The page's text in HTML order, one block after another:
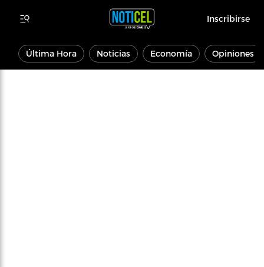
Inscribirse
Última Hora Noticias Economía Opiniones